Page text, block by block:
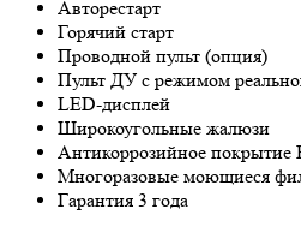
Авторестарт
Горячий старт
Проводной пульт (опция)
Пульт ДУ с режимом
LED-дисплей
Широкоугольные жалюзи
Антикоррозийное покрытие
Многоразовые моющиеся
Гарантия 3 года